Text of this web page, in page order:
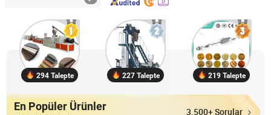
294 Talepte 227 Talepte 219 Talepte
En Popüler Ürünler 3.500+ Sorular